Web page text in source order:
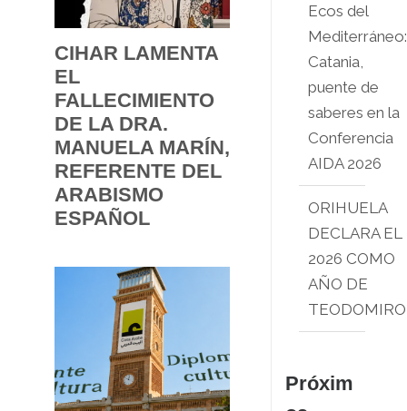
CIHAR LAMENTA
EL
FALLECIMIENTO
DE LA DRA.
MANUELA MARÍN,
REFERENTE DEL
ARABISMO
ESPAÑOL
Ecos del
Mediterráneo:
Catania,
puente de
saberes en la
Conferencia
AIDA 2026
ORIHUELA
DECLARA EL
2026 COMO
AÑO DE
TEODOMIRO
Próxim